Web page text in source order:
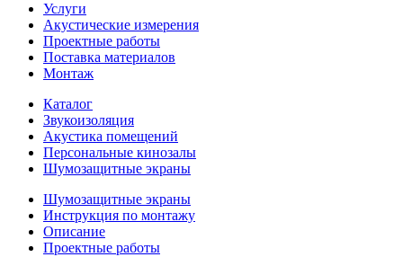
Услуги
Акустические измерения
Проектные работы
Поставка материалов
Монтаж
Каталог
Звукоизоляция
Акустика помещений
Персональные кинозалы
Шумозащитные экраны
Шумозащитные экраны
Инструкция по монтажу
Описание
Проектные работы